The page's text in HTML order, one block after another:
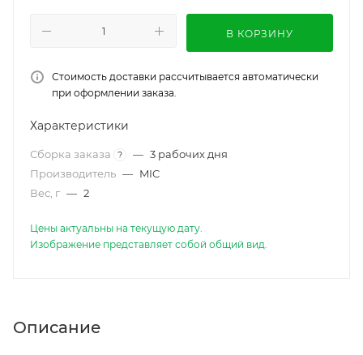
В КОРЗИНУ
Стоимость доставки рассчитывается автоматически
при оформлении заказа.
Характеристики
Сборка заказа ? — 3 рабочих дня
Производитель — MIC
Вес, г — 2
Цены актуальны на текущую дату.
Изображение представляет собой общий вид.
Описание